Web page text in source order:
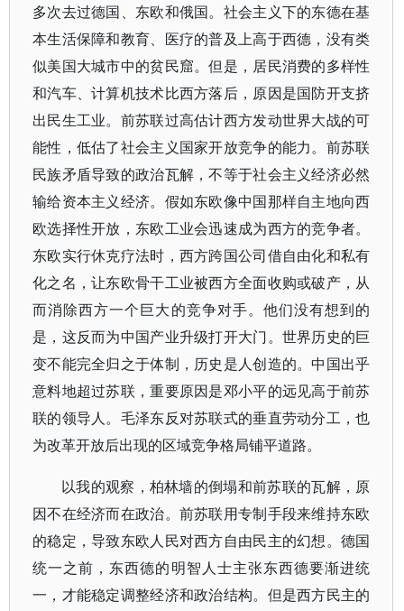
多次去过德国、东欧和俄国。社会主义下的东德在基
本生活保障和教育、医疗的普及上高于西德，没有类
似美国大城市中的贫民窟。但是，居民消费的多样性
和汽车、计算机技术比西方落后，原因是国防开支挤
出民生工业。前苏联过高估计西方发动世界大战的可
能性，低估了社会主义国家开放竞争的能力。前苏联
民族矛盾导致的政治瓦解，不等于社会主义经济必然
输给资本主义经济。假如东欧像中国那样自主地向西
欧选择性开放，东欧工业会迅速成为西方的竞争者。
东欧实行休克疗法时，西方跨国公司借自由化和私有
化之名，让东欧骨干工业被西方全面收购或破产，从
而消除西方一个巨大的竞争对手。他们没有想到的
是，这反而为中国产业升级打开大门。世界历史的巨
变不能完全归之于体制，历史是人创造的。中国出乎
意料地超过苏联，重要原因是邓小平的远见高于前苏
联的领导人。毛泽东反对苏联式的垂直劳动分工，也
为改革开放后出现的区域竞争格局铺平道路。
以我的观察，柏林墙的倒塌和前苏联的瓦解，原
因不在经济而在政治。前苏联用专制手段来维持东欧
的稳定，导致东欧人民对西方自由民主的幻想。德国
统一之前，东西德的明智人士主张东西德要渐进统
一，才能稳定调整经济和政治结构。但是西方民主的